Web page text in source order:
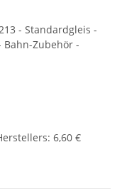
- Standardgleis -
Zubehör -
: 6,60 €